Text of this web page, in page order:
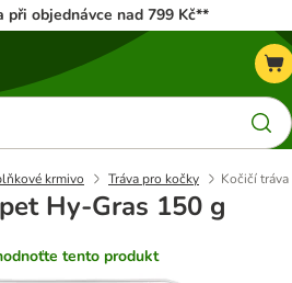
při objednávce nad 799 Kč**
krmivo Tráva pro kočky Kočičí
Hy-Gras 150 g
tento produkt